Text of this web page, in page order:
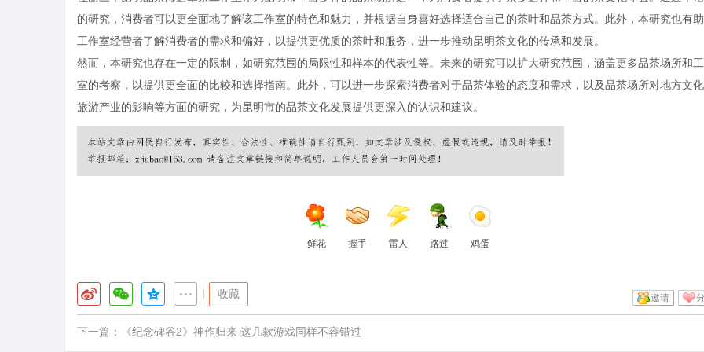
的研究，消费者可以更全面地了解该工作室的特色和魅力，并根据自身喜好选择适合自己的茶叶和品茶方式。此外，本研究也有
工作室经营者了解消费者的需求和偏好，以提供更优质的茶叶和服务，进一步推动昆明茶文化的传承和发展。
然而，本研究也存在一定的限制，如研究范围的局限性和样本的代表性等。未来的研究可以扩大研究范围，涵盖更多品茶场所和
室的考察，以提供更全面的比较和选择指南。此外，可以进一步探索消费者对于品茶体验的态度和需求，以及品茶场所对地方文
旅游产业的影响等方面的研究，为昆明市的品茶文化发展提供更深入的认识和建议。
鲜花 握手 雷人 路过 鸡蛋
收藏 邀请
下一篇： 《纪念碑谷2》神作归来 这几款游戏同样不容错过